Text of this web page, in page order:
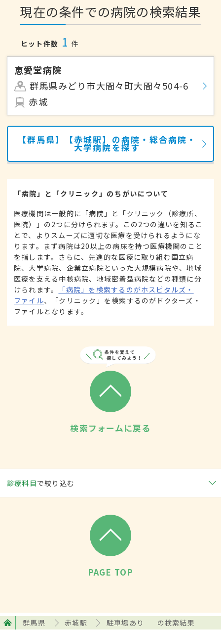
現在の条件での病院の検索結果
ヒット件数 1 件
恵愛堂病院
群馬県みどり市大間々町大間々504-6
赤城
【群馬県】【赤城駅】の病院・総合病院・
大学病院を探す
「病院」と「クリニック」のちがいについて
医療機関は一般的に「病院」と「クリニック（診療所、
医院）」の2つに分けられます。この2つの違いを知るこ
とで、よりスムーズに適切な医療を受けられるようにな
ります。まず病院は20以上の病床を持つ医療機関のこと
を指します。さらに、先進的な医療に取り組む国立病
院、大学病院、企業立病院といった大規模病院や、地域
医療を支える中核病院、地域密着型病院などの種類に分
けられます。
「病院」を検索するのがホスピタルズ・
ファイル、「クリニック」を検索するのがドクターズ・
ファイルとなります。
検索フォームに戻る
診療科目で絞り込む
PAGE TOP
群馬県 赤城駅 駐車場あり の検索結果